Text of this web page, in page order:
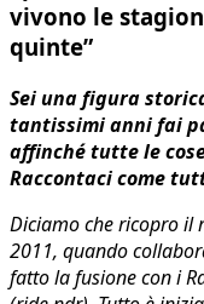
vivono le
quinte”
Sei una figura
tantissimi anni fai
affinché tutte le
Raccontaci come
Diciamo che ricopro il
2011, quando
fatto la fusione con i